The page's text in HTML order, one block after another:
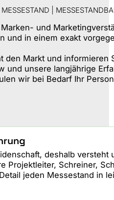
|
und
und in einem exakt
den Markt und
und unsere langjährige
wir bei Bedarf Ihr
deshalb versteht
Projektleiter, Schreiner,
jeden Messestand in